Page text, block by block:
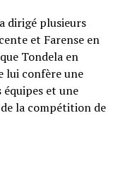
dirigé plusieurs
et Farense en
Tondela en
lui confère une
équipes et une
la compétition de